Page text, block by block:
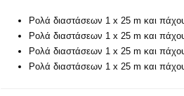
Ρολά διαστάσεων 1 x 25 m και
Ρολά διαστάσεων 1 x 25 m και
Ρολά διαστάσεων 1 x 25 m και
Ρολά διαστάσεων 1 x 25 m και